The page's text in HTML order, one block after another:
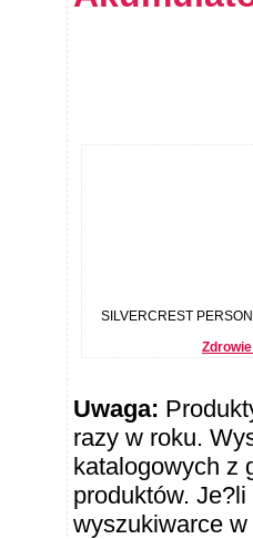
SILVERCREST
Uwaga:
razy w roku.
katalogowych z
produktów.
wyszukiwarce